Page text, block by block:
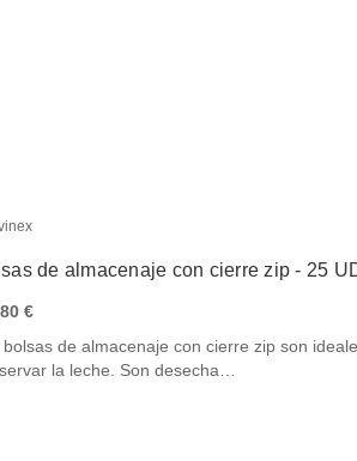
de almacenaje con cierre zip - 25
€
bolsas de almacenaje con cierre zip son
la leche. Son desecha…